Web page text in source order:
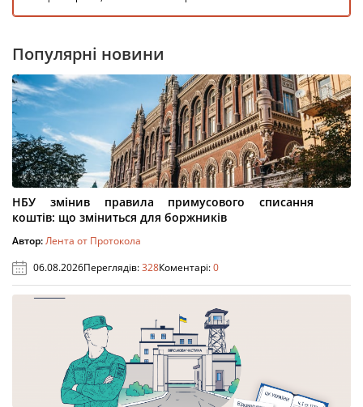
Популярні новини
НБУ змінив правила примусового списання
коштів: що зміниться для боржників
Автор:Лента от Протокола
06.08.2026Переглядів:328Коментарі:0